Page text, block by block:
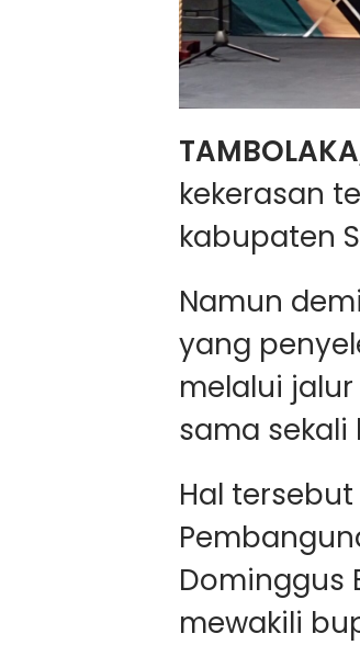
kekerasan
kabupaten
Namun
yang
melalui
sama sekali
Hal
Dominggus
mewakili